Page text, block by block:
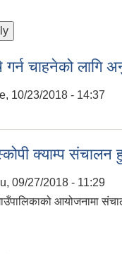
गर्न चाहनेको लागि
10/23/2018 - 14:37
क्याम्प
09/27/2018 - 11:29
आयोजनामा